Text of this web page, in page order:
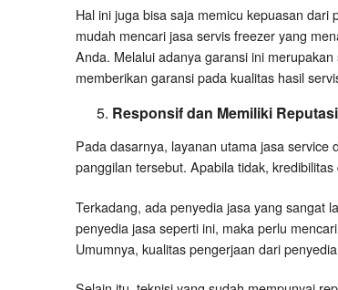
Hal ini juga bisa saja memicu kepuasan
mudah mencari jasa servis freezer yang
Anda. Melalui adanya garansi ini
memberikan garansi pada kualitas hasil
Responsif dan Memiliki
Pada dasarnya, layanan utama jasa
panggilan tersebut. Apabila tidak,
Terkadang, ada penyedia jasa yang sangat
penyedia jasa seperti ini, maka perlu
Umumnya, kualitas pengerjaan dari